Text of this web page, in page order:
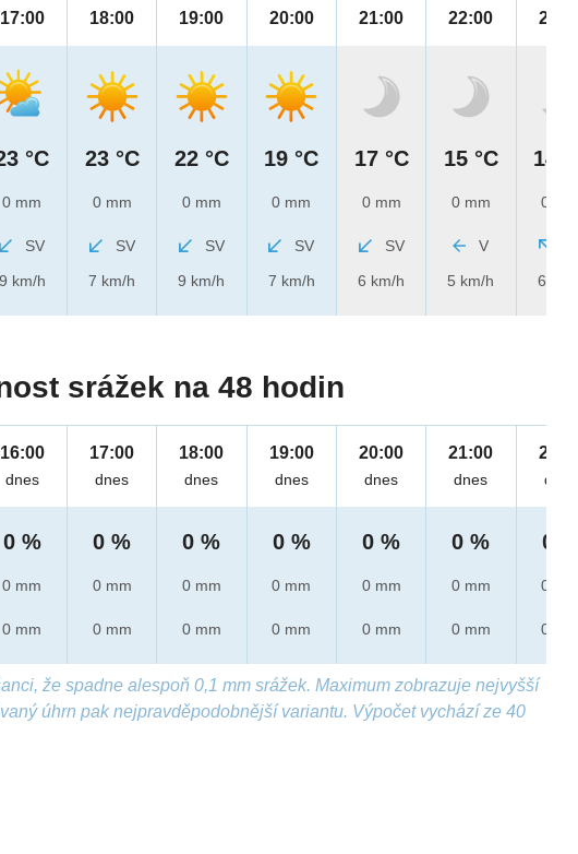
17:00
°C
0 mm
SV
9 km/h
18:00
23 °C
0 mm
SV
7 km/h
19:00
22 °C
0 mm
SV
9 km/h
20:00
19 °C
0 mm
SV
7 km/h
21:00
17 °C
0 mm
SV
6 km/h
22:00
15 °C
0 mm
V
5 km/h
23:00
14 °C
0 mm
6 km/h
srážek na 48 hodin
16:00
dnes
0 %
0 mm
0 mm
17:00
dnes
0 %
0 mm
0 mm
18:00
dnes
0 %
0 mm
0 mm
19:00
dnes
0 %
0 mm
0 mm
20:00
dnes
0 %
0 mm
0 mm
21:00
dnes
0 %
0 mm
0 mm
22:00
dnes
0 %
0 mm
0 mm
že spadne alespoň 0,1 mm srážek. Maximum zobrazuje nejvyšší
úhrn pak nejpravděpodobnější variantu. Výpočet vychází ze 40